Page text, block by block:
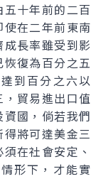
十年前的二百
在二年前東南
長率雖受到影
復為百分之五
到百分之六以
貿易進出口值
國，倘若我們
將可達美金三
在社會安定、
形下，才能實